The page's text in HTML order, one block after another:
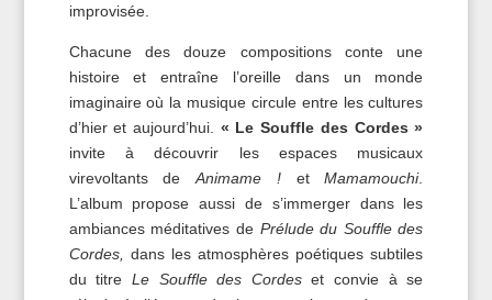
improvisée.
Chacune des douze compositions conte une
histoire et entraîne l’oreille dans un monde
imaginaire où la musique circule entre les cultures
d’hier et aujourd’hui. « Le Souffle des Cordes »
invite à découvrir les espaces musicaux
virevoltants deAnimame !etMamamouchi.
L’album propose aussi de s’immerger dans les
ambiances méditatives de Prélude du Souffle des
Cordes,
dans les atmosphères poétiques subtiles
du titre Le Souffle des Cordeset convie à se